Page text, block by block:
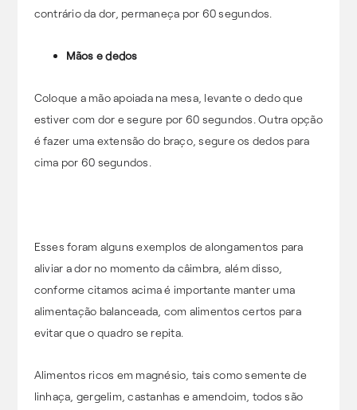
contrário da dor, permaneça por 60 segundos.
Mãos e dedos
Coloque a mão apoiada na mesa, levante o dedo que
estiver com dor e segure por 60 segundos. Outra opção
é fazer uma extensão do braço, segure os dedos para
cima por 60 segundos.
Esses foram alguns exemplos de alongamentos para
aliviar a dor no momento da câimbra, além disso,
conforme citamos acima é importante manter uma
alimentação balanceada, com alimentos certos para
evitar que o quadro se repita.
Alimentos ricos em magnésio, tais como semente de
linhaça, gergelim, castanhas e amendoim, todos são